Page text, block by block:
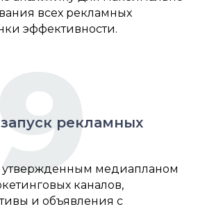
всех рекламных
эффективности.
рекламных
утвержденным медиапланом
каналов,
и объявления с